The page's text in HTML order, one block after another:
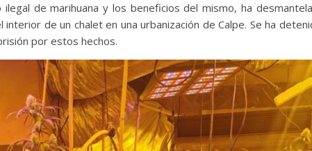
de marihuana y los beneficios del mismo, ha
interior de un chalet en una urbanización de Calpe. Se ha
por estos hechos.